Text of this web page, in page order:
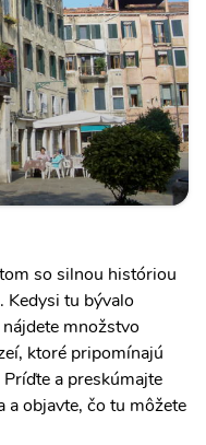
so silnou históriou
tu bývalo
množstvo
ktoré pripomínajú
a preskúmajte
objavte, čo tu môžete